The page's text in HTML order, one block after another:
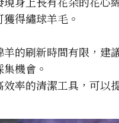
獲得繡球羊毛。
羊的刷新時間有限，建
機會。
效率的清潔工具，可以